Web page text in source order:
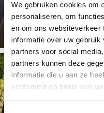
We gebruiken cookies om
personaliseren, om
en om ons websiteverkeer
informatie over uw
partners voor social
partners kunnen deze
informatie die u aan ze
verzameld op basis van
Meer weten
MOUNTAINBIKE TRAILS